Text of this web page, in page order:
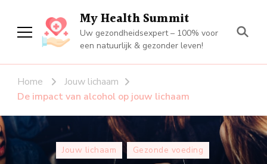
My Health Summit
Uw gezondheidsexpert – 100% voor
een natuurlijk & gezonder leven!
Home
Jouw lichaam
De impact van alcohol op jouw lichaam
Jouw lichaam Gezonde voeding